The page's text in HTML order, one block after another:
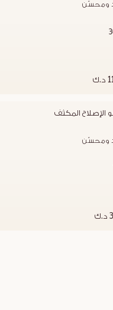
ومحسّن
الإصلاح المكثف
ومحسّن